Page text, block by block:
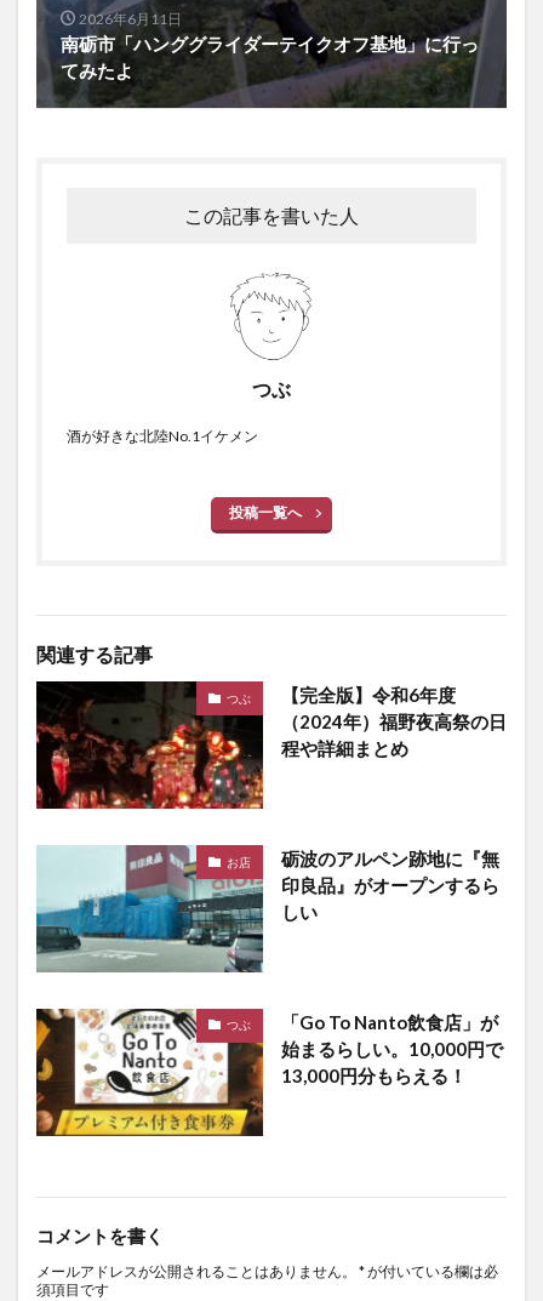
2026年6月11日
南砺市「ハンググライダーテイクオフ基地」に行っ
てみたよ
この記事を書いた人
つぶ
酒が好きな北陸No.1イケメン
投稿一覧へ
関連する記事
つぶ
【完全版】令和6年度
（2024年）福野夜高祭の日
程や詳細まとめ
お店
砺波のアルペン跡地に『無
印良品』がオープンするら
しい
つぶ
「Go To Nanto飲食店」が
始まるらしい。10,000円で
13,000円分もらえる！
コメントを書く
メールアドレスが公開されることはありません。 *が付いている欄は必
須項目です